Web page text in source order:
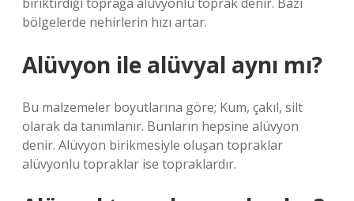
bölgelerde nehirlerin hızı artar.
Alüvyon ile alüvyal aynı mı?
Bu malzemeler boyutlarına göre; Kum, çakıl, silt
olarak da tanımlanır. Bunların hepsine alüvyon
denir. Alüvyon birikmesiyle oluşan topraklar
alüvyonlu topraklar ise topraklardır.